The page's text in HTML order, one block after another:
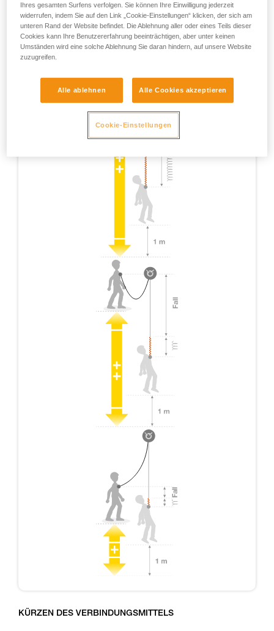
KÜRZEN DES VERBINDUNGSMITTELS
Ihres gesamten Surfens verfolgen. Sie können Ihre Einwilligung jederzeit
widerrufen, indem Sie auf den Link „Cookie-Einstellungen“ klicken, der sich am
unteren Rand der Website befindet. Die Ablehnung aller oder eines Teils dieser
Cookies kann Ihre Benutzererfahrung beeinträchtigen, aber unter keinen
Umständen wird eine solche Ablehnung Sie daran hindern, auf unsere Website
zuzugreifen.
Alle ablehnen Alle Cookies akzeptieren
Cookie-Einstellungen